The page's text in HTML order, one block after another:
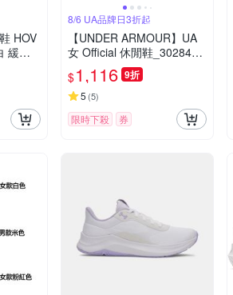
HOV
緩衝
UA 3
8/6 UA品牌日3折起
【UNDER ARMOUR】UA
女 Official 休閒鞋_3028487
-100
$1,116 9折
5 (5)
限時下殺 券